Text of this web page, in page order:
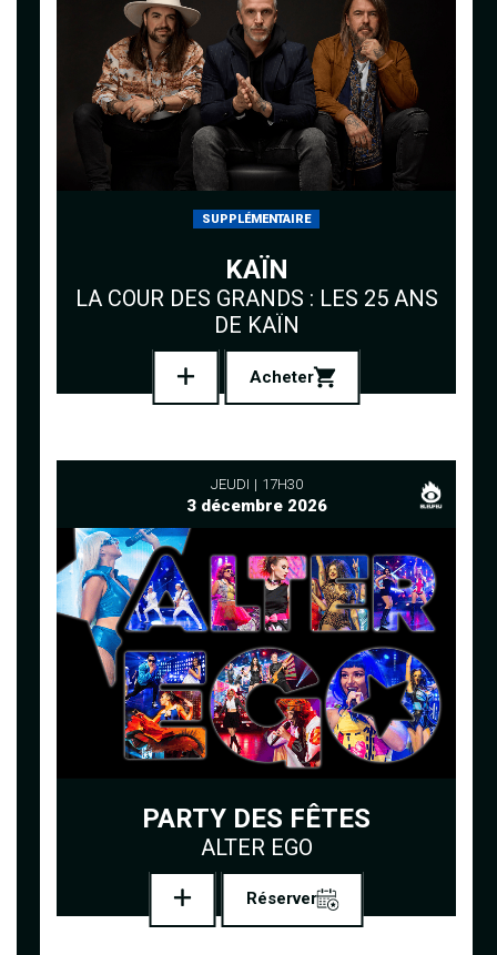
SUPPLÉMENTAIRE
KAÏN
LA COUR DES GRANDS : LES 25 ANS
DE KAÏN
Acheter
JEUDI 17H30
3 décembre 2026
PARTY DES FÊTES
ALTER EGO
Réserver